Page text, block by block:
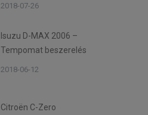
2018-07-26
Isuzu D-MAX 2006 –
Tempomat beszerelés
2018-06-12
Citroën C-Zero